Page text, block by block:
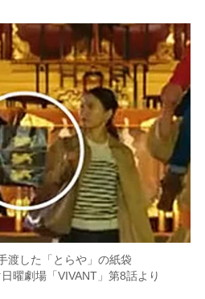
渡した「とらや」の紙袋
曜劇場「VIVANT」第8話より